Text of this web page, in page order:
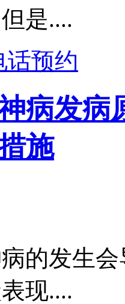
是....
话预约
病发病
施
的发生
现....